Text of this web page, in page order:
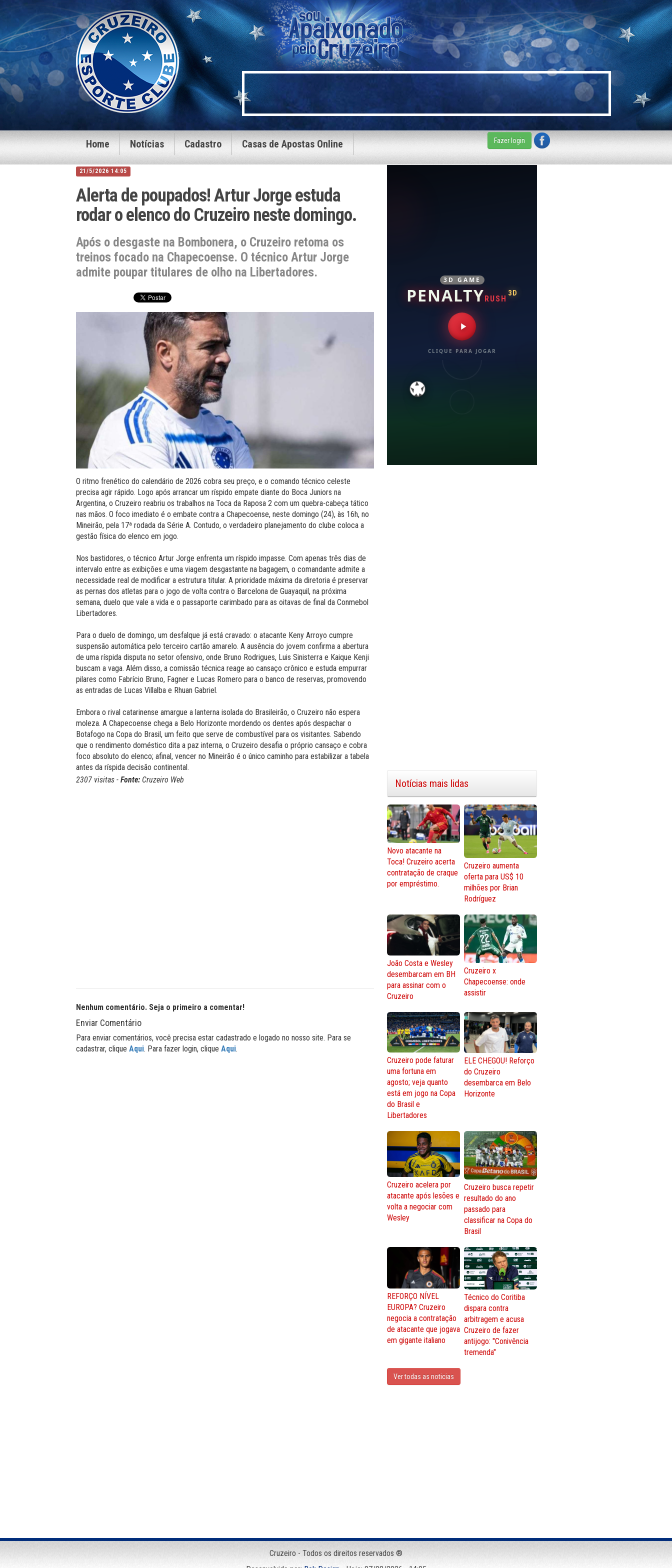
Home Notícias Cadastro Casas de Apostas Online Fazer login
21/5/2026 14:05
Alerta de poupados! Artur Jorge estuda
rodar o elenco do Cruzeiro neste domingo.
Após o desgaste na Bombonera, o Cruzeiro retoma os
treinos focado na Chapecoense. O técnico Artur Jorge
admite poupar titulares de olho na Libertadores.
O ritmo frenético do calendário de 2026 cobra seu preço, e o comando técnico celeste
precisa agir rápido. Logo após arrancar um ríspido empate diante do Boca Juniors na
Argentina, o Cruzeiro reabriu os trabalhos na Toca da Raposa 2 com um quebra-cabeça tático
nas mãos. O foco imediato é o embate contra a Chapecoense, neste domingo (24), às 16h, no
Mineirão, pela 17ª rodada da Série A. Contudo, o verdadeiro planejamento do clube coloca a
gestão física do elenco em jogo.
Nos bastidores, o técnico Artur Jorge enfrenta um ríspido impasse. Com apenas três dias de
intervalo entre as exibições e uma viagem desgastante na bagagem, o comandante admite a
necessidade real de modificar a estrutura titular. A prioridade máxima da diretoria é preservar
as pernas dos atletas para o jogo de volta contra o Barcelona de Guayaquil, na próxima
semana, duelo que vale a vida e o passaporte carimbado para as oitavas de final da Conmebol
Libertadores.
Para o duelo de domingo, um desfalque já está cravado: o atacante Keny Arroyo cumpre
suspensão automática pelo terceiro cartão amarelo. A ausência do jovem confirma a abertura
de uma ríspida disputa no setor ofensivo, onde Bruno Rodrigues, Luis Sinisterra e Kaique Kenji
buscam a vaga. Além disso, a comissão técnica reage ao cansaço crônico e estuda empurrar
pilares como Fabrício Bruno, Fagner e Lucas Romero para o banco de reservas, promovendo
as entradas de Lucas Villalba e Rhuan Gabriel.
Embora o rival catarinense amargue a lanterna isolada do Brasileirão, o Cruzeiro não espera
moleza. A Chapecoense chega a Belo Horizonte mordendo os dentes após despachar o
Botafogo na Copa do Brasil, um feito que serve de combustível para os visitantes. Sabendo
que o rendimento doméstico dita a paz interna, o Cruzeiro desafia o próprio cansaço e cobra
foco absoluto do elenco; afinal, vencer no Mineirão é o único caminho para estabilizar a tabela
antes da ríspida decisão continental.
2307 visitas - Fonte: Cruzeiro Web
Nenhum comentário. Seja o primeiro a comentar!
Enviar Comentário
Para enviar comentários, você precisa estar cadastrado e logado no nosso site. Para se
cadastrar, clique Aqui. Para fazer login, clique Aqui.
3D GAME
PENALTYRUSH
3D
CLIQUE PARA JOGAR
Notícias mais lidas
Novo atacante na
Toca! Cruzeiro acerta
contratação de craque
por empréstimo.
Cruzeiro aumenta
oferta para US$ 10
milhões por Brian
Rodríguez
João Costa e Wesley
desembarcam em BH
para assinar com o
Cruzeiro
Cruzeiro x
Chapecoense: onde
assistir
Cruzeiro pode faturar
uma fortuna em
agosto; veja quanto
está em jogo na Copa
do Brasil e
Libertadores
ELE CHEGOU! Reforço
do Cruzeiro
desembarca em Belo
Horizonte
Cruzeiro acelera por
atacante após lesões e
volta a negociar com
Wesley
Cruzeiro busca repetir
resultado do ano
passado para
classificar na Copa do
Brasil
REFORÇO NÍVEL
EUROPA? Cruzeiro
negocia a contratação
de atacante que jogava
em gigante italiano
Técnico do Coritiba
dispara contra
arbitragem e acusa
Cruzeiro de fazer
antijogo: "Conivência
tremenda"
Ver todas as noticias
Cruzeiro - Todos os direitos reservados ®